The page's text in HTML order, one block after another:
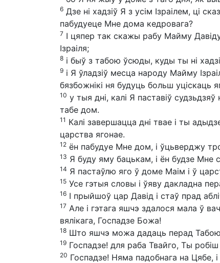
6 Дзе ні хадзіў Я з усім Ізраілем, ці
пабудуеце Мне дома кедровага?
7 І цяпер так скажы рабу Майму
Ізраіля;
8 і быў з табою ўсюды, куды ты ні
9 і Я ўладзіў месца народу Майму
бязбожнікі ня будуць больш уціскаць
10 у тыя дні, калі Я паставіў
табе дом.
11 Калі завершацца дні твае і ты
царства ягонае.
12 ён пабудуе Мне дом, і ўцьверджу
13 Я буду яму бацькам, і ён будзе Мне
14 Я пастаўлю яго ў доме Маім і ў
15 Усе гэтыя словы і ўяву дакладна
16 І прыйшоў цар Давід і стаў прад
17 Але і гэтага яшчэ здалося мала ў
вялікага, Госпадзе Божа!
18 Што яшчэ можа дадаць перад Табою
19 Госпадзе! для раба Твайго, Ты робіш
20 Госпадзе! Няма падобнага на Цябе,